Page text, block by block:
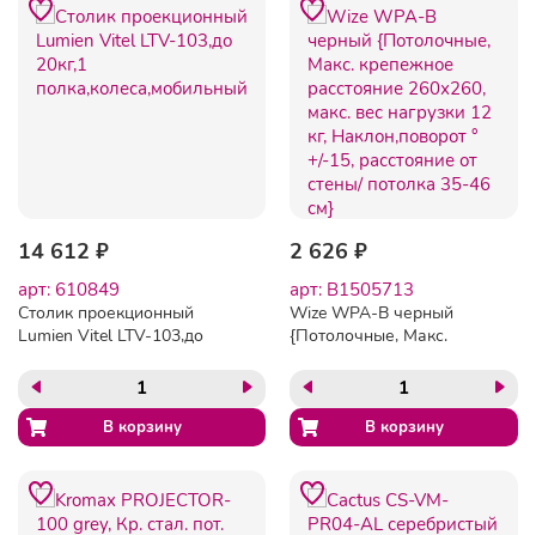
14 612 ₽
арт: 610849
Столик проекционный
Lumien Vitel LTV-103,до
полка,колеса,мобильный
2 626 ₽
арт: B1505713
Wize WPA-B черный
{Потолочные, Макс.
260х260, макс. вес
нагрузки 12 кг,
Наклон,поворот °+/-15,
расстояние от стены/